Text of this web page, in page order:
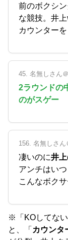
前のボクシ
な競技。井
カウンターを
45. 名無しさん
2ラウンドの
のがスゲー
156. 名無しさ
凄いのに井
アンチはい
こんなボク
※「KOしてな
と、「 カウンタ